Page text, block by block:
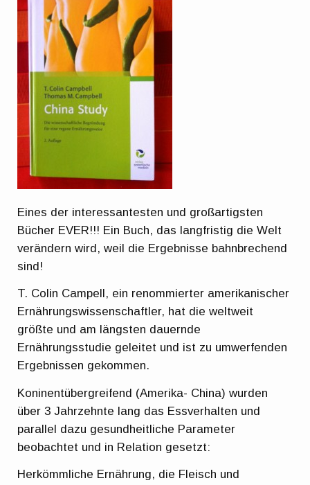
Eines der interessantesten und großartigsten
Bücher EVER!!! Ein Buch, das langfristig die Welt
verändern wird, weil die Ergebnisse bahnbrechend
sind!
T. Colin Campell, ein renommierter amerikanischer
Ernährungswissenschaftler, hat die weltweit
größte und am längsten dauernde
Ernährungsstudie geleitet und ist zu umwerfenden
Ergebnissen gekommen.
Koninentübergreifend (Amerika- China) wurden
über 3 Jahrzehnte lang das Essverhalten und
parallel dazu gesundheitliche Parameter
beobachtet und in Relation gesetzt:
Herkömmliche Ernährung, die Fleisch und